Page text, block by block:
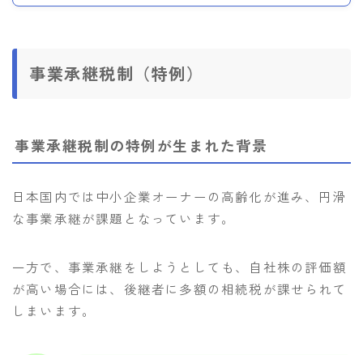
事業承継税制（特例）
事業承継税制の特例が生まれた背景
日本国内では中小企業オーナーの高齢化が進み、円滑
な事業承継が課題となっています。
一方で、事業承継をしようとしても、自社株の評価額
が高い場合には、後継者に多額の相続税が課せられて
しまいます。